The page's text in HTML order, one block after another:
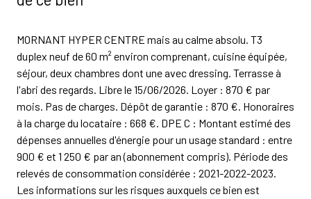
MORNANT HYPER CENTRE mais au calme absolu. T3
duplex neuf de 60 m² environ comprenant, cuisine équipée,
séjour, deux chambres dont une avec dressing. Terrasse à
l'abri des regards. Libre le 15/06/2026. Loyer : 870 € par
mois. Pas de charges. Dépôt de garantie : 870 €. Honoraires
à la charge du locataire : 668 €. DPE C : Montant estimé des
dépenses annuelles d'énergie pour un usage standard : entre
900 € et 1 250 € par an (abonnement compris). Période des
relevés de consommation considérée : 2021-2022-2023.
Les informations sur les risques auxquels ce bien est